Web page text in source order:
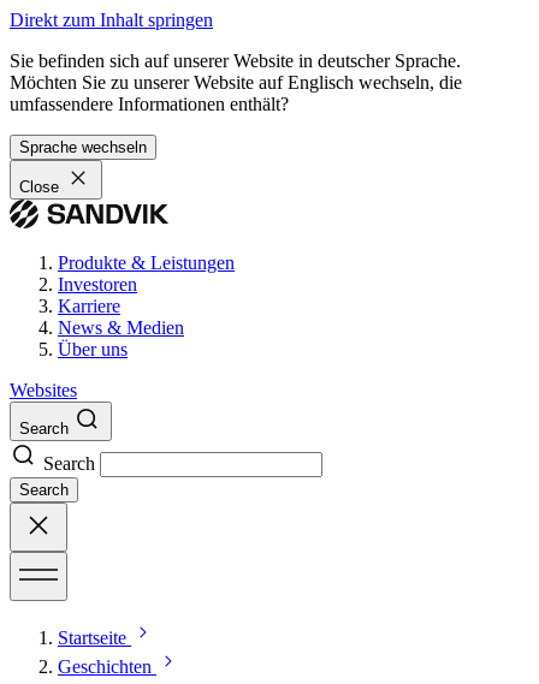
Direkt zum Inhalt springen
Sie befinden sich auf unserer Website in deutscher Sprache.
Möchten Sie zu unserer Website auf Englisch wechseln, die
umfassendere Informationen enthält?
Sprache wechseln
Close
Produkte & Leistungen
Investoren
Karriere
News & Medien
Über uns
Websites
Search
Search
Search
Startseite
Geschichten